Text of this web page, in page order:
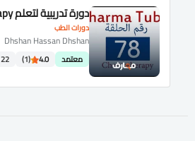
دورات الطب
دورة تدريبية لتعلم Chemotherapy
Dhshan Hassan Dhshan
معتمد 4.0
(1) 22 درس